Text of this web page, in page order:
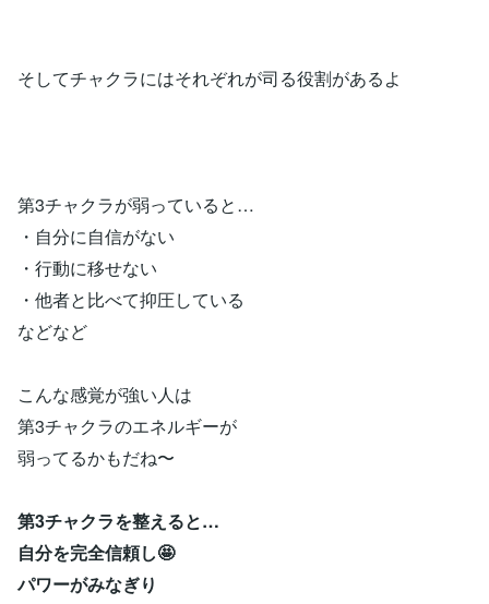
そしてチャクラにはそれぞれが司る役割があるよ
第3チャクラが弱っていると…
・自分に自信がない
・行動に移せない
・他者と比べて抑圧している
などなど
こんな感覚が強い人は
第3チャクラのエネルギーが
弱ってるかもだね〜
第3チャクラを整えると…
自分を完全信頼し🤩
パワーがみなぎり